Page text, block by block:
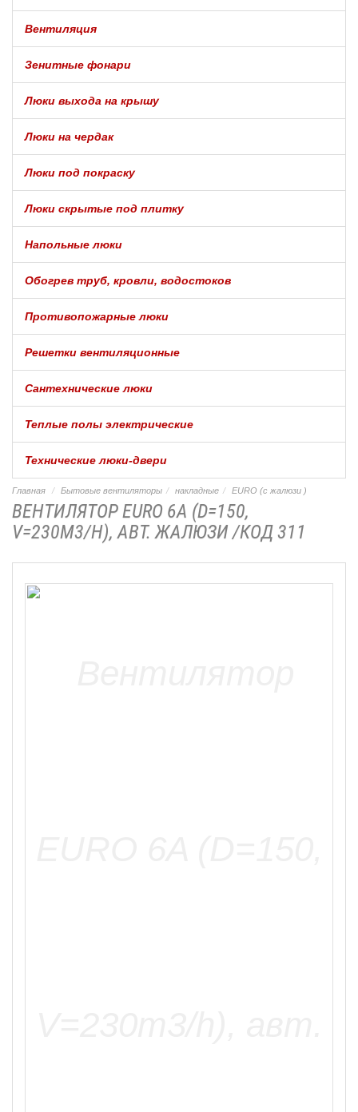
Вентиляция
Зенитные фонари
Люки выхода на крышу
Люки на чердак
Люки под покраску
Люки скрытые под плитку
Напольные люки
Обогрев труб, кровли, водостоков
Противопожарные люки
Решетки вентиляционные
Сантехнические люки
Теплые полы электрические
Технические люки-двери
Главная Бытовые вентиляторы накладные EURO (с жалюзи )
ВЕНТИЛЯТОР EURO 6A (D=150,
V=230M3/H), АВТ. ЖАЛЮЗИ /КОД 311